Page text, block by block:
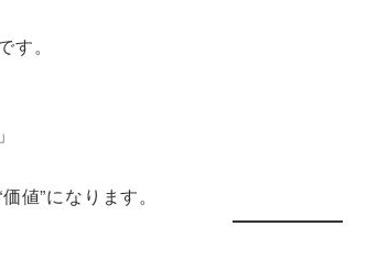
。
値”になります。